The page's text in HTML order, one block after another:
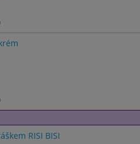
RISI BISI